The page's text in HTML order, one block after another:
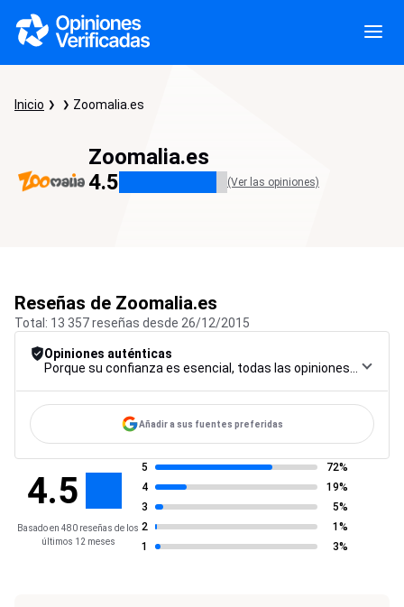
Inicio Zoomalia.es
Zoomalia.es
4.5
(Ver las opiniones)
Reseñas de Zoomalia.es
Total: 13 357 reseñas desde 26/12/2015
Opiniones auténticas
Añadir a sus fuentes preferidas
4.5
Basado en 480 reseñas de los
últimos 12 meses
5
72%
4
19%
3
5%
2
1%
1
3%